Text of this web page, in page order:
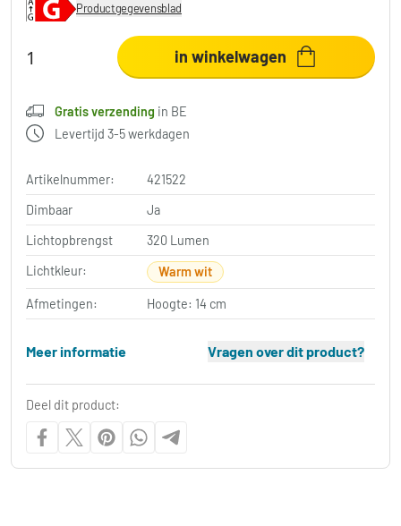
Productgegevensblad
in winkelwagen
Gratis verzending in BE
Levertijd 3-5 werkdagen
Artikelnummer:
421522
Dimbaar
Ja
Lichtopbrengst
320 Lumen
Lichtkleur:
Warm wit
Afmetingen: Hoogte: 14 cm
Meer informatie Vragen over dit product?
Deel dit product: